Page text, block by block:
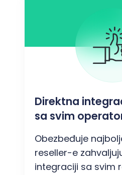
Direktna
sa svim
Obezbeđuje
reseller-e
integraciji sa svim